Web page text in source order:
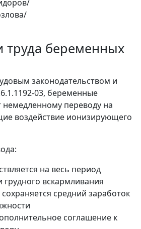
труда беременных
законодательством и
03, беременные
переводу на
воздействие ионизирующего
на весь период
вскармливания
средний заработок
соглашение к